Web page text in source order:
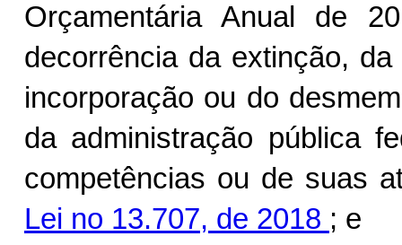
Orçamentária Anual de
decorrência da extinção,
incorporação ou do
da administração pública
competências ou de suas
Lei no 13.707, de 2018 ; e